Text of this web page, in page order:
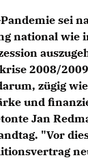
sei
national wie
2008/
zügig
und
Jan
"Vor